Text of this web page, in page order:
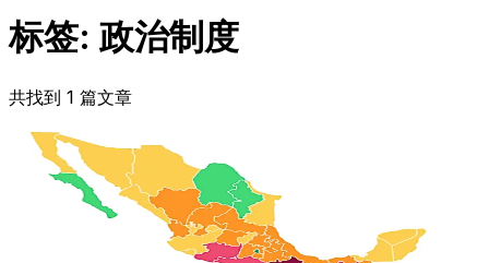
标签: 政治制度
共找到 1 篇文章